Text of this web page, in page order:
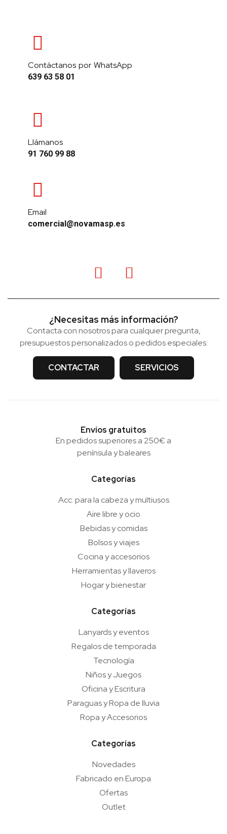
Contáctanos por WhatsApp
639 63 58 01
Llámanos
91 760 99 88
Email
comercial@novamasp.es
¿Necesitas más información?
Contacta con nosotros para cualquier pregunta,
presupuestos personalizados o pedidos especiales:
CONTACTAR SERVICIOS
Envíos gratuitos
En pedidos superiores a 250€ a
península y baleares
Categorías
Acc. para la cabeza y multiusos
Aire libre y ocio
Bebidas y comidas
Bolsos y viajes
Cocina y accesorios
Herramientas y llaveros
Hogar y bienestar
Categorías
Lanyards y eventos
Regalos de temporada
Tecnología
Niños y Juegos
Oficina y Escritura
Paraguas y Ropa de lluvia
Ropa y Accesorios
Categorías
Novedades
Fabricado en Europa
Ofertas
Outlet